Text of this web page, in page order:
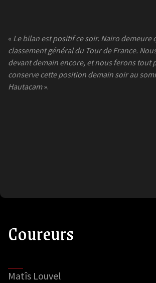
« Le bilan est positif ce soir. Nairo demeure
classement général du Tour de France.
devant demain encore, et nous ferons tout
conserve cette position demain soir au
Hautacam».
Coureurs
Matîs Louvel